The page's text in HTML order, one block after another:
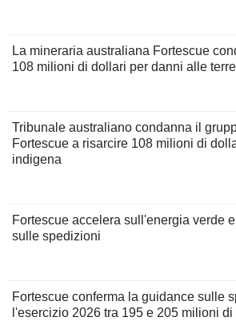
La mineraria australiana Fortescue
108 milioni di dollari per danni alle
Tribunale australiano condanna il
Fortescue a risarcire 108 milioni di
indigena
Fortescue accelera sull'energia verde
sulle spedizioni
Fortescue conferma la guidance sulle
l'esercizio 2026 tra 195 e 205 milioni